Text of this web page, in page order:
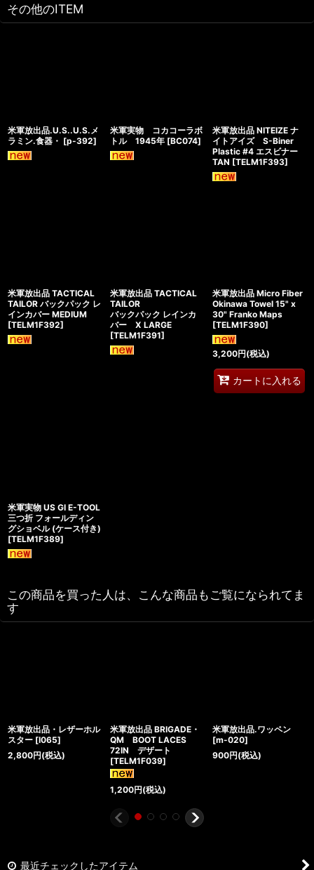
その他のITEM
米軍放出品.U.S..U.S.メ
ラミン.食器・ [p-392]
米軍実物 コカコーラボ
トル 1945年 [BC074]
米軍放出品 NITEIZE ナ
イトアイズ S-Biner
Plastic #4 エスビナー
TAN [TELM1F393]
米軍放出品 TACTICAL
TAILOR バックパック レ
インカバー MEDIUM
[TELM1F392]
米軍放出品 TACTICAL
TAILOR
バックパック レインカ
バー X LARGE
[TELM1F391]
米軍放出品 Micro Fiber
Okinawa Towel 15" x
30" Franko Maps
[TELM1F390]
3,200円(税込)
カートに入れる
米軍実物 US GI E-TOOL
三つ折 フォールディン
グショベル (ケース付き)
[TELM1F389]
この商品を買った人は、こんな商品もご覧になられてま
す
米軍放出品・レザーホル
スター [I065]
2,800円(税込)
米軍放出品 BRIGADE・
QM BOOT LACES
72IN デザート
[TELM1F039]
1,200円(税込)
米軍放出品.ワッペン
[m-020]
900円(税込)
最近チェックしたアイテム